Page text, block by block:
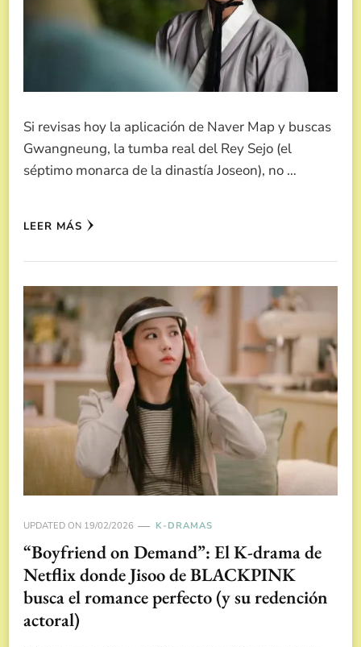
Si revisas hoy la aplicación de Naver Map y buscas
Gwangneung, la tumba real del Rey Sejo (el
séptimo monarca de la dinastía Joseon), no …
LEER MÁS
UPDATED ON 19/02/2026 K-DRAMAS
“Boyfriend on Demand”: El K-drama de
Netflix donde Jisoo de BLACKPINK
busca el romance perfecto (y su redención
actoral)